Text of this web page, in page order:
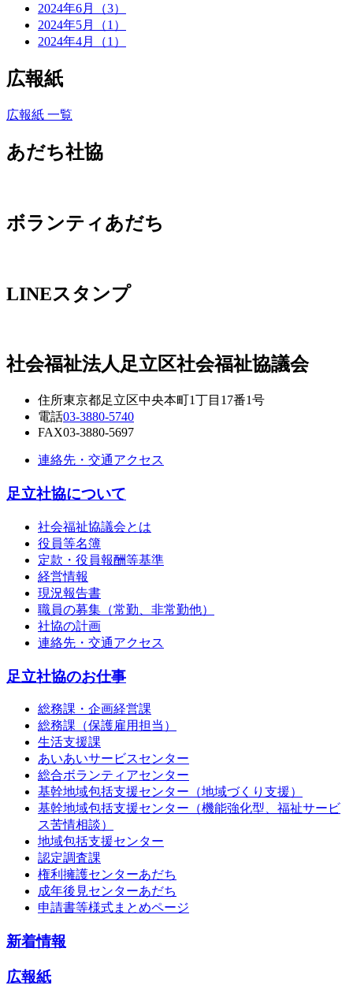
2024年6月（3）
2024年5月（1）
2024年4月（1）
広報紙
広報紙 一覧
あだち社協
ボランティあだち
LINEスタンプ
社会福祉法人足立区社会福祉協議会
住所東京都足立区中央本町1丁目17番1号
電話03-3880-5740
FAX03-3880-5697
連絡先・交通アクセス
足立社協について
社会福祉協議会とは
役員等名簿
定款・役員報酬等基準
経営情報
現況報告書
職員の募集（常勤、非常勤他）
社協の計画
連絡先・交通アクセス
足立社協のお仕事
総務課・企画経営課
総務課（保護雇用担当）
生活支援課
あいあいサービスセンター
総合ボランティアセンター
基幹地域包括支援センター（地域づくり支援）
基幹地域包括支援センター（機能強化型、福祉サービ
ス苦情相談）
地域包括支援センター
認定調査課
権利擁護センターあだち
成年後見センターあだち
申請書等様式まとめページ
新着情報
広報紙